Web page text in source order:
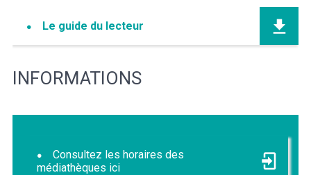
Le guide du lecteur
INFORMATIONS
Consultez les horaires des
médiathèques ici